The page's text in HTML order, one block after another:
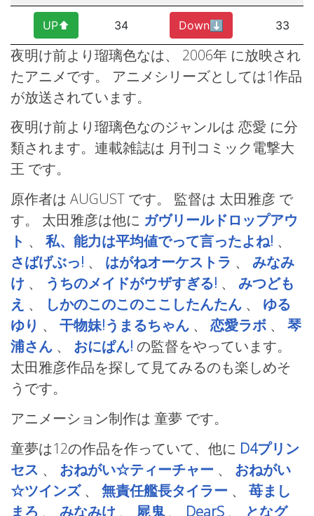
UP⬆︎ 34 Down⬇︎ 33
夜明け前より瑠璃色なは、 2006年 に放映され
たアニメです。 アニメシリーズとしては1作品
が放送されています。
夜明け前より瑠璃色なのジャンルは 恋愛 に分
類されます。連載雑誌は 月刊コミック電撃大
王 です。
原作者は AUGUST です。 監督は 太田雅彦 で
す。 太田雅彦は他に ガヴリールドロップアウ
ト 、 私、能力は平均値でって言ったよね! 、
さばげぶっ! 、 はがねオーケストラ 、 みなみ
け 、 うちのメイドがウザすぎる! 、 みつども
え 、 しかのこのこのここしたんたん 、 ゆる
ゆり 、 干物妹!うまるちゃん 、 恋愛ラボ 、 琴
浦さん 、 おにぱん! の監督をやっています。
太田雅彦作品を探して見てみるのも楽しめそ
うです。
アニメーション制作は 童夢 です。
童夢は12の作品を作っていて、他に D4プリン
セス 、 おねがい☆ティーチャー 、 おねがい
☆ツインズ、 無責任艦長タイラー 、 苺まし
まろ 、 みなみけ 、 屍鬼、 DearS 、
となグ